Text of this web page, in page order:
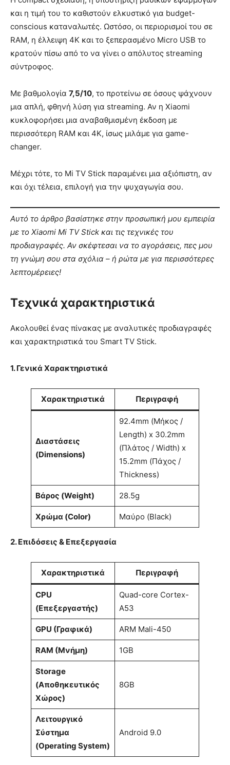
και η τιμή του το καθιστούν ελκυστικό για budget-
conscious καταναλωτές. Ωστόσο, οι περιορισμοί του σε
RAM, η έλλειψη 4K και το ξεπερασμένο Micro USB το
κρατούν πίσω από το να γίνει ο απόλυτος streaming
σύντροφος.
Με βαθμολογία 7,5/10, το προτείνω σε όσους ψάχνουν
μια απλή, φθηνή λύση για streaming. Αν η Xiaomi
κυκλοφορήσει μια αναβαθμισμένη έκδοση με
περισσότερη RAM και 4K, ίσως μιλάμε για game-
changer.
Μέχρι τότε, το Mi TV Stick παραμένει μια αξιόπιστη, αν
και όχι τέλεια, επιλογή για την ψυχαγωγία σου.
Αυτό το άρθρο βασίστηκε στην προσωπική μου εμπειρία
με το Xiaomi Mi TV Stick και τις τεχνικές του
προδιαγραφές. Αν σκέφτεσαι να το αγοράσεις, πες μου
τη γνώμη σου στα σχόλια – ή ρώτα με για περισσότερες
λεπτομέρειες!
Τεχνικά χαρακτηριστικά
Ακολουθεί ένας πίνακας με αναλυτικές προδιαγραφές
και χαρακτηριστικά του Smart TV Stick.
1. Γενικά Χαρακτηριστικά
Χαρακτηριστικά Περιγραφή
Διαστάσεις
(Dimensions)
92.4mm (Μήκος /
Length) x 30.2mm
(Πλάτος / Width) x
15.2mm (Πάχος /
Thickness)
Βάρος (Weight) 28.5g
Χρώμα (Color) Μαύρο (Black)
2. Επιδόσεις & Επεξεργασία
Χαρακτηριστικά Περιγραφή
CPU
(Επεξεργαστής)
Quad-core Cortex-
A53
GPU (Γραφικά) ARM Mali-450
RAM (Μνήμη) 1GB
Storage
(Αποθηκευτικός
Χώρος)
8GB
Λειτουργικό
Σύστημα
(Operating System)
Android 9.0